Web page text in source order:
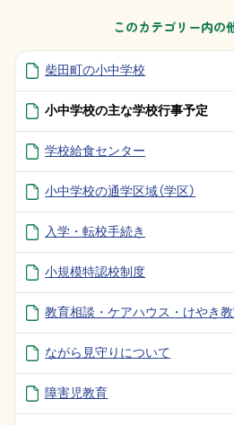
このカテゴリー内の
柴田町の小中学校
小中学校の主な学校行事予定
学校給食センター
小中学校の通学区域（学区）
入学・転校手続き
小規模特認校制度
教育相談・ケアハウス・けやき
ながら見守りについて
障害児教育